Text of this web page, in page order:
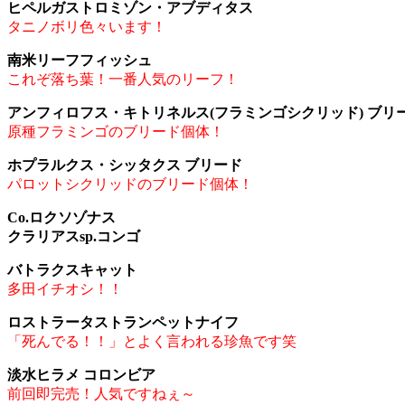
ヒペルガストロミゾン・アブディタス
タニノボリ色々います！
南米リーフフィッシュ
これぞ落ち葉！一番人気のリーフ！
アンフィロフス・キトリネルス(フラミンゴシクリッド) ブリ
原種フラミンゴのブリード個体！
ホプラルクス・シッタクス ブリード
パロットシクリッドのブリード個体！
Co.ロクソゾナス
クラリアスsp.コンゴ
バトラクスキャット
多田イチオシ！！
ロストラータストランペットナイフ
「死んでる！！」とよく言われる珍魚です笑
淡水ヒラメ コロンビア
前回即完売！人気ですねぇ～